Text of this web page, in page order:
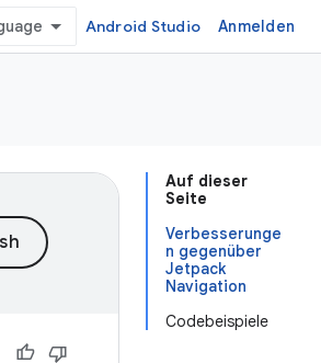
Android Studio Anmelden
Auf dieser
Seite
Verbesserunge
n gegenüber
Jetpack
Navigation
Codebeispiele